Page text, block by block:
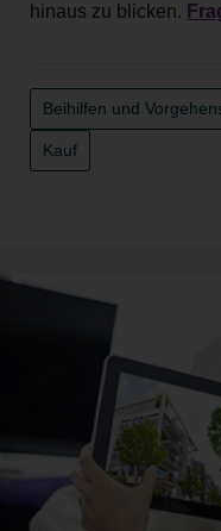
hinaus zu blicken.
Beihilfen und
Kauf